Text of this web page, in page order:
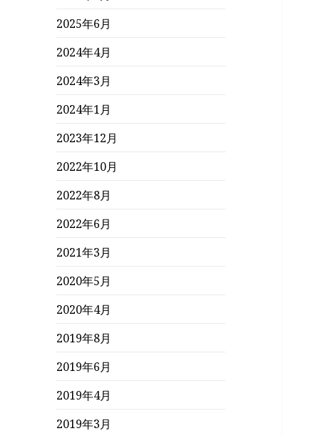
2025年6月
2024年4月
2024年3月
2024年1月
2023年12月
2022年10月
2022年8月
2022年6月
2021年3月
2020年5月
2020年4月
2019年8月
2019年6月
2019年4月
2019年3月